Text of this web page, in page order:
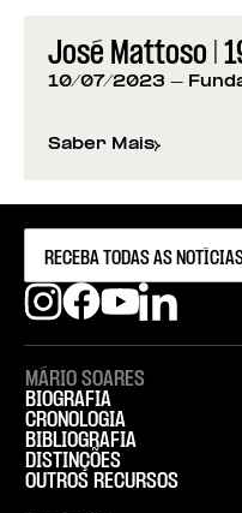
José Mattoso |
10/07/2023 -
Saber Mais
sobre José
MÁRIO SOARES
BIOGRAFIA
CRONOLOGIA
BIBLIOGRAFIA
DISTINÇÕES
OUTROS RECURSOS